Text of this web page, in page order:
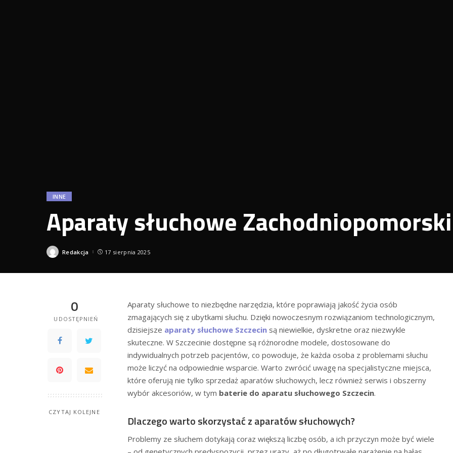
INNE
Aparaty słuchowe
Posted
Redakcja 17 sierpnia 2025
0
UDOSTĘPNIEŃ
CZYTAJ KOLEJNE
Aparaty słuchowe to niezbędne narzędzia, które poprawiają jakość życia osób
zmagających się z ubytkami słuchu. Dzięki nowoczesnym rozwiązaniom technologicznym,
dzisiejsze aparaty słuchowe Szczecin są niewielkie, dyskretne oraz niezwykle
skuteczne. W Szczecinie dostępne są różnorodne modele, dostosowane do
indywidualnych potrzeb pacjentów, co powoduje, że każda osoba z problemami słuchu
może liczyć na odpowiednie wsparcie. Warto zwrócić uwagę na specjalistyczne miejsca,
które oferują nie tylko sprzedaż aparatów słuchowych, lecz również serwis i obszerny
wybór akcesoriów, w tym baterie do aparatu słuchowego Szczecin.
Dlaczego warto skorzystać z aparatów słuchowych?
Problemy ze słuchem dotykają coraz większą liczbę osób, a ich przyczyn może być wiele